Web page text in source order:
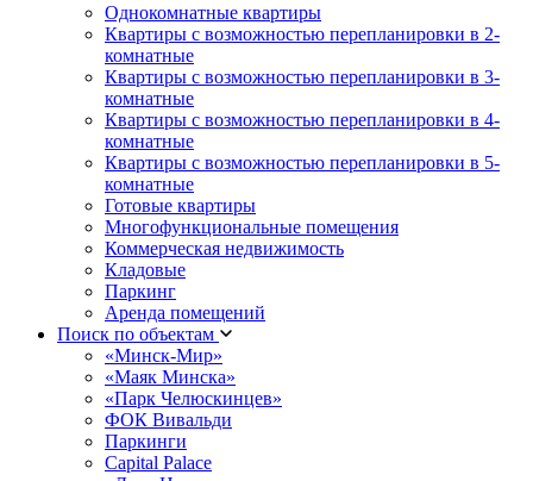
Однокомнатные квартиры
Квартиры с возможностью перепланировки в 2-
комнатные
Квартиры с возможностью перепланировки в 3-
комнатные
Квартиры с возможностью перепланировки в 4-
комнатные
Квартиры с возможностью перепланировки в 5-
комнатные
Готовые квартиры
Многофункциональные помещения
Коммерческая недвижимость
Кладовые
Паркинг
Аренда помещений
Поиск по объектам
«Минск-Мир»
«Маяк Минска»
«Парк Челюскинцев»
ФОК Вивальди
Паркинги
Capital Palace